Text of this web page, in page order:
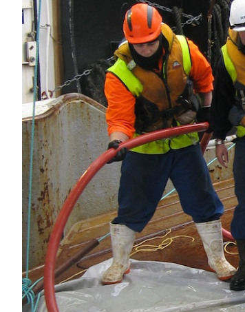
PODCAST
NEWSLETTER
I MIEI PREFERITI
SHOP
CALENDARIO
AREA PERSONALE
Area Personale
Newsletter